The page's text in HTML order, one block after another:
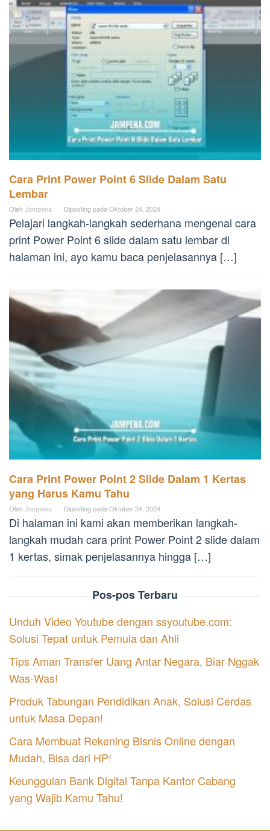
Cara Print Power Point 6 Slide Dalam Satu
Lembar
OlehJampena Diposting padaOktober 24, 2024
Pelajari langkah-langkah sederhana mengenai cara
print Power Point 6 slide dalam satu lembar di
halaman ini, ayo kamu baca penjelasannya […]
Cara Print Power Point 2 Slide Dalam 1 Kertas
yang Harus Kamu Tahu
OlehJampena Diposting padaOktober 24, 2024
Di halaman ini kami akan memberikan langkah-
langkah mudah cara print Power Point 2 slide dalam
1 kertas, simak penjelasannya hingga […]
Pos-pos Terbaru
Unduh Video Youtube dengan ssyoutube.com:
Solusi Tepat untuk Pemula dan Ahli
Tips Aman Transfer Uang Antar Negara, Biar Nggak
Was-Was!
Produk Tabungan Pendidikan Anak, Solusi Cerdas
untuk Masa Depan!
Cara Membuat Rekening Bisnis Online dengan
Mudah, Bisa dari HP!
Keunggulan Bank Digital Tanpa Kantor Cabang
yang Wajib Kamu Tahu!